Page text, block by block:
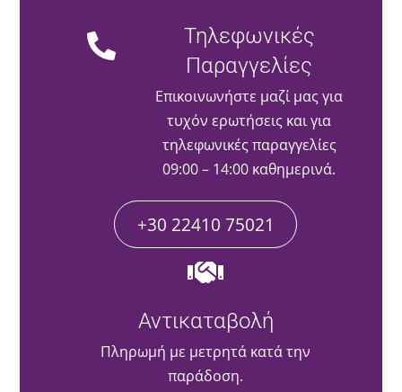
Τηλεφωνικές
Παραγγελίες
Επικοινωνήστε μαζί μας για
τυχόν ερωτήσεις και για
τηλεφωνικές παραγγελίες
09:00 – 14:00 καθημερινά.
+30 22410 75021
Αντικαταβολή
Πληρωμή με μετρητά κατά την
παράδοση.